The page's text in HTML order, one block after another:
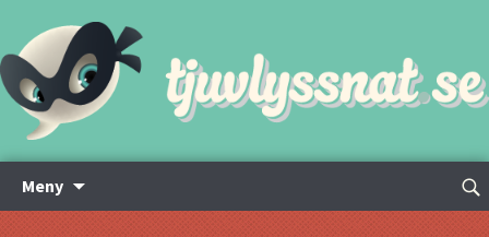
Meny
innehåll
Sök